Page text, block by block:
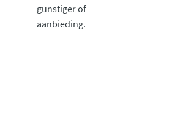
gunstiger of
aanbieding.